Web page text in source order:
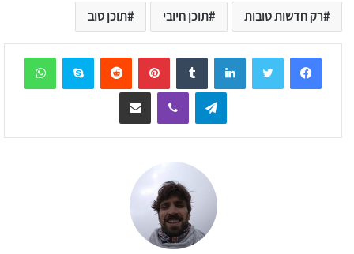
רק חדשות טובות תוכן חיובי תוכן טוב
LinkedIn
Tumblr
Pinterest
Reddit
Skype
Telegram
Viber שיתוף דרך המייל